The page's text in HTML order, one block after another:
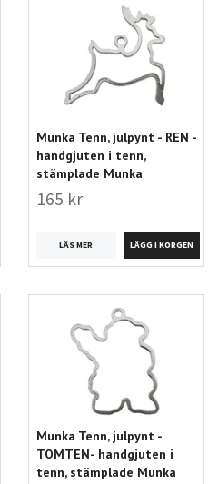
Munka Tenn, julpynt - REN -
handgjuten i tenn,
stämplade Munka
165 kr
LÄS MER
Munka Tenn, julpynt -
TOMTEN- handgjuten i
tenn, stämplade Munka